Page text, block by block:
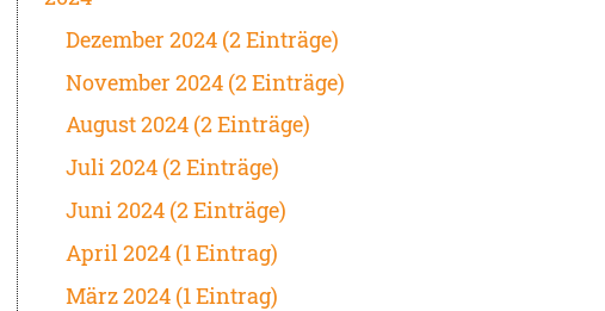
Dezember 2024 (2 Einträge)
November 2024 (2 Einträge)
August 2024 (2 Einträge)
Juli 2024 (2 Einträge)
Juni 2024 (2 Einträge)
April 2024 (1 Eintrag)
März 2024 (1 Eintrag)